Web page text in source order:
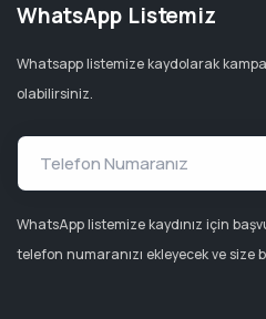
WhatsApp Listemiz
Whatsapp listemize kaydolarak
olabilirsiniz.
WhatsApp listemize kaydınız için
telefon numaranızı ekleyecek ve size